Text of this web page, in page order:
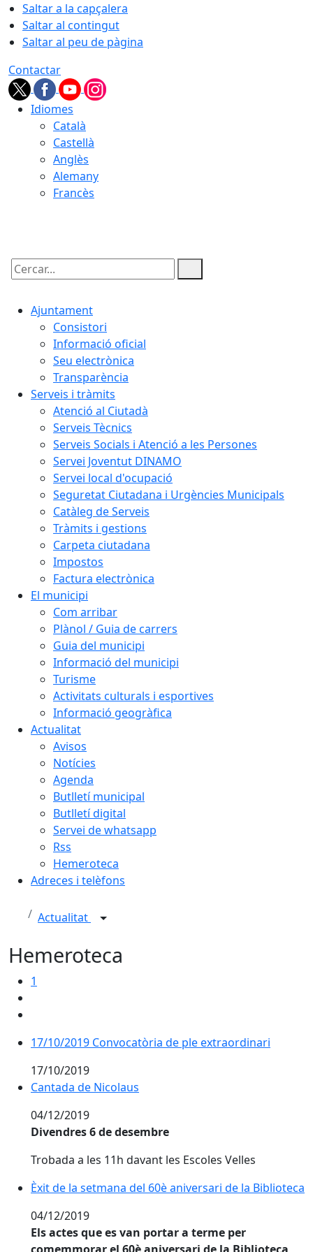
Saltar a la capçalera
Saltar al contingut
Saltar al peu de pàgina
Contactar
Idiomes
Català
Castellà
Anglès
Alemany
Francès
Cercar:
Ajuntament
Consistori
Informació oficial
Seu electrònica
Transparència
Serveis i tràmits
Atenció al Ciutadà
Serveis Tècnics
Serveis Socials i Atenció a les Persones
Servei Joventut DINAMO
Servei local d'ocupació
Seguretat Ciutadana i Urgències Municipals
Catàleg de Serveis
Tràmits i gestions
Carpeta ciutadana
Impostos
Factura electrònica
El municipi
Com arribar
Plànol / Guia de carrers
Guia del municipi
Informació del municipi
Turisme
Activitats culturals i esportives
Informació geogràfica
Actualitat
Avisos
Notícies
Agenda
Butlletí municipal
Butlletí digital
Servei de whatsapp
Rss
Hemeroteca
Adreces i telèfons
Actualitat
Hemeroteca
1
17/10/2019 Convocatòria de ple extraordinari
17/10/2019
Cantada de Nicolaus
Cantada de Nicolaus
04/12/2019
Divendres 6 de desembre
Trobada a les 11h davant les Escoles Velles
Èxit de la setmana del 60è aniversari de la Biblioteca
Èxit de la setmana del 60è aniversari de la Biblioteca
04/12/2019
Els actes que es van portar a terme per